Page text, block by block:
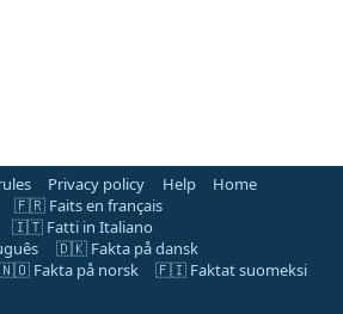
Privacy policy Help
Home
🇫🇷 Faits en français
🇮🇹 Fatti in Italiano
🇩🇰 Fakta på dansk
🇳🇴 Fakta på norsk
🇫🇮 Faktat suomeksi